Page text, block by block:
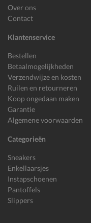
Over ons
Contact
Klantenservice
Bestellen
Betaalmogelijkheden
Verzendwijze en kosten
Ruilen en retourneren
Koop ongedaan maken
Garantie
Algemene voorwaarden
Categorieën
Sneakers
Enkellaarsjes
Instapschoenen
Pantoffels
Slippers